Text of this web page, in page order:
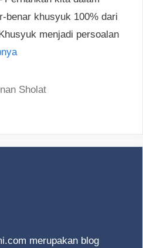
benar khusyuk 100% dari
menjadi persoalan
Sholat
merupakan blog